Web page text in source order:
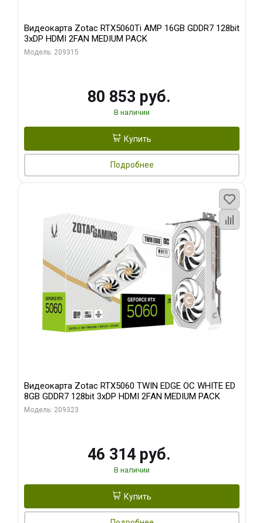
Видеокарта Zotac RTX5060Ti AMP 16GB GDDR7 128bit
3xDP HDMI 2FAN MEDIUM PACK
Модель: 209315
80 853 руб.
В наличии
Купить
Подробнее
Видеокарта Zotac RTX5060 TWIN EDGE OC WHITE ED
8GB GDDR7 128bit 3xDP HDMI 2FAN MEDIUM PACK
Модель: 209323
46 314 руб.
В наличии
Купить